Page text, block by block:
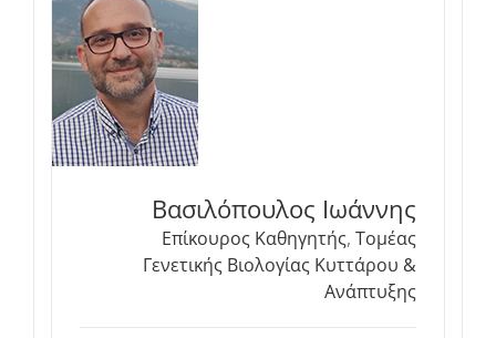
Βασιλόπουλος Ιωάννης
Επίκουρος Καθηγητής, Τομέας
Γενετικής Βιολογίας Κυττάρου &
Ανάπτυξης